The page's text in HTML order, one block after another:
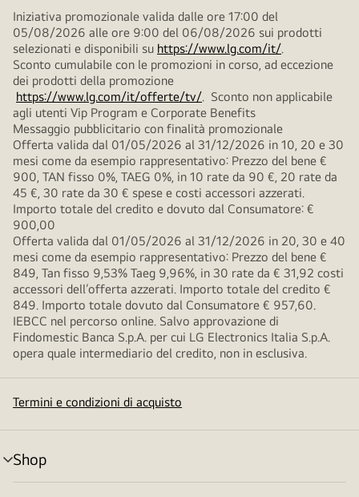
Iniziativa promozionale valida dalle ore 17:00 del
05/08/2026 alle ore 9:00 del 06/08/2026 sui prodotti
selezionati e disponibili su https://www.lg.com/it/.
Sconto cumulabile con le promozioni in corso, ad eccezione
dei prodotti della promozione
https://www.lg.com/it/offerte/tv/. Sconto non applicabile
agli utenti Vip Program e Corporate Benefits
Messaggio pubblicitario con finalità promozionale
Offerta valida dal 01/05/2026 al 31/12/2026 in 10, 20 e 30
mesi come da esempio rappresentativo: Prezzo del bene €
900, TAN fisso 0%, TAEG 0%, in 10 rate da 90 €, 20 rate da
45 €, 30 rate da 30 € spese e costi accessori azzerati.
Importo totale del credito e dovuto dal Consumatore: €
900,00
Offerta valida dal 01/05/2026 al 31/12/2026 in 20, 30 e 40
mesi come da esempio rappresentativo: Prezzo del bene €
849, Tan fisso 9,53% Taeg 9,96%, in 30 rate da € 31,92 costi
accessori dell’offerta azzerati. Importo totale del credito €
849. Importo totale dovuto dal Consumatore € 957,60.
IEBCC nel percorso online. Salvo approvazione di
Findomestic Banca S.p.A. per cui LG Electronics Italia S.p.A.
opera quale intermediario del credito, non in esclusiva.
Termini e condizioni di acquisto
Shop
Attivazione
menu